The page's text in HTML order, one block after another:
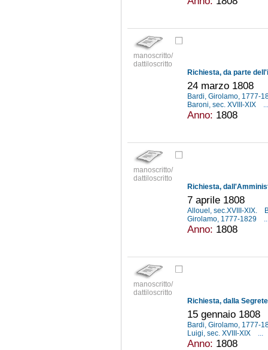
manoscritto/
dattiloscritto
24 marzo 1808
Bardi, Girolamo, 1777-
Baroni, sec. XVIII-XIX
...
Anno: 1808
manoscritto/
dattiloscritto
7 aprile 1808
Allouel, sec.XVIII-XIX.
Girolamo, 1777-1829
Anno: 1808
manoscritto/
dattiloscritto
15 gennaio 1808
Bardi, Girolamo, 1777-
Luigi, sec. XVIII-XIX
Anno: 1808